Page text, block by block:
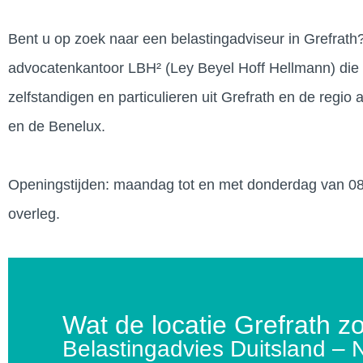
Bent u op zoek naar een belastingadviseur in
advocatenkantoor LBH² (Ley Beyel Hoff Hellmann)
zelfstandigen en particulieren uit Grefrath en de regio
en de Benelux.
Openingstijden: maandag tot en met donderdag van
overleg.
Wat de locatie Grefrath
Belastingadvies Duitsland –